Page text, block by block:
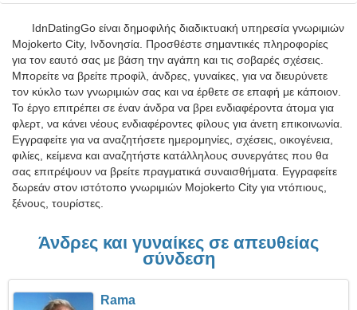
IdnDatingGo είναι δημοφιλής διαδικτυακή υπηρεσία γνωριμιών
Mojokerto City, Ινδονησία. Προσθέστε σημαντικές πληροφορίες
για τον εαυτό σας με βάση την αγάπη και τις σοβαρές σχέσεις.
Μπορείτε να βρείτε προφίλ, άνδρες, γυναίκες, για να διευρύνετε
τον κύκλο των γνωριμιών σας και να έρθετε σε επαφή με κάποιον.
Το έργο επιτρέπει σε έναν άνδρα να βρει ενδιαφέροντα άτομα για
φλερτ, να κάνει νέους ενδιαφέροντες φίλους για άνετη επικοινωνία.
Εγγραφείτε για να αναζητήσετε ημερομηνίες, σχέσεις, οικογένεια,
φιλίες, κείμενα και αναζητήστε κατάλληλους συνεργάτες που θα
σας επιτρέψουν να βρείτε πραγματικά συναισθήματα. Εγγραφείτε
δωρεάν στον ιστότοπο γνωριμιών Mojokerto City για ντόπιους,
ξένους, τουρίστες.
Άνδρες και γυναίκες σε απευθείας
σύνδεση
Rama